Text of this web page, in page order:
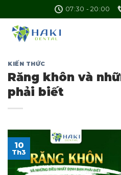
to
content
07:30 - 20:00
KIẾN THỨC
Răng khôn và
phải biết
10
Th3